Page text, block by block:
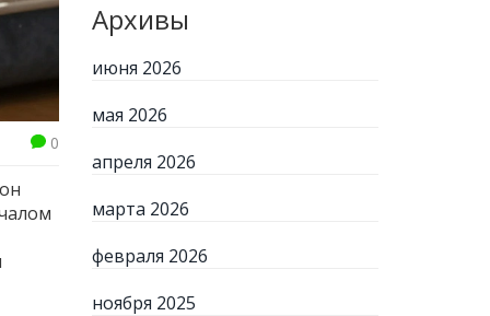
0
Архивы
июня 2026
мая 2026
апреля 2026
марта 2026
февраля 2026
ноября 2025